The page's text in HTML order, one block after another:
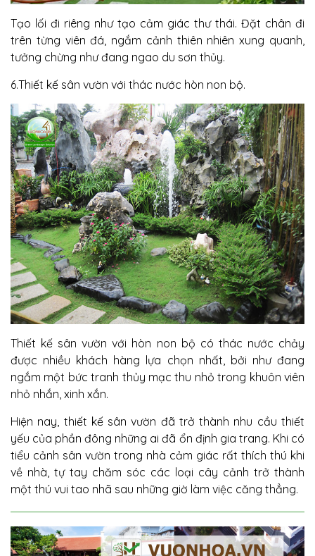
Tạo lối đi riêng như tạo cảm giác thư thái. Đặt chân đi
trên từng viên đá, ngắm cảnh thiên nhiên xung quanh,
tưởng chừng như đang ngao du sơn thủy.
6.Thiết kế sân vườn với thác nước hòn non bộ.
Thiết kế sân vườn với hòn non bộ có thác nước chảy
được nhiều khách hàng lựa chọn nhất, bởi như đang
ngắm một bức tranh thủy mạc thu nhỏ trong khuôn viên
nhỏ nhắn, xinh xắn.
Hiện nay, thiết kế sân vườn đã trở thành nhu cầu thiết
yếu của phần đông những ai đã ổn định gia trang. Khi có
tiểu cảnh sân vườn trong nhà cảm giác rất thích thú khi
về nhà, tự tay chăm sóc các loại cây cảnh trở thành
một thú vui tao nhã sau những giờ làm việc căng thẳng.